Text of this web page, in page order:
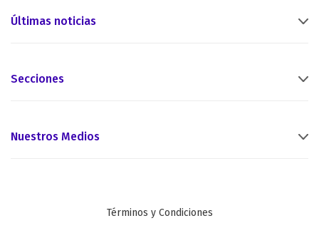
Últimas noticias
Secciones
Nuestros Medios
Términos y Condiciones